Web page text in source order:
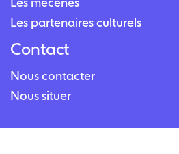
Les partenaires culturels
Contact
Nous contacter
Nous situer